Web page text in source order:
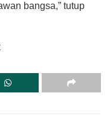
bangsa,” tutup